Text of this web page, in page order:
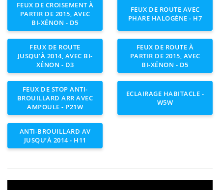
FEUX DE CROISEMENT À
PARTIR DE 2015, AVEC
BI-XÉNON - D5
FEUX DE ROUTE AVEC
PHARE HALOGÈNE - H7
FEUX DE ROUTE
JUSQU’À 2014, AVEC BI-
XÉNON - D3
FEUX DE ROUTE À
PARTIR DE 2015, AVEC
BI-XÉNON - D5
FEUX DE STOP ANTI-
BROUILLARD ARR AVEC
AMPOULE - P21W
ECLAIRAGE HABITACLE -
W5W
ANTI-BROUILLARD AV
JUSQU’À 2014 - H11